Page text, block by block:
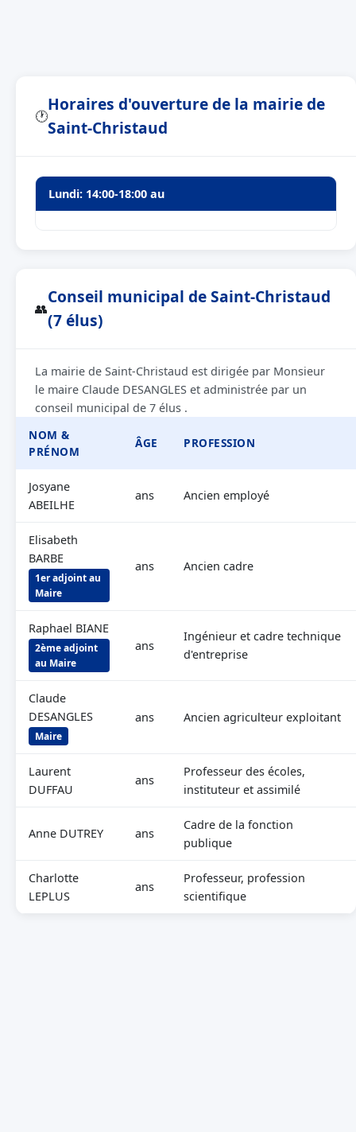
🕐
Horaires d'ouverture de la mairie de
Saint-Christaud
Lundi: 14:00-18:00 au
👥
Conseil municipal de Saint-Christaud
(7 élus)
La mairie de Saint-Christaud est dirigée par Monsieur
le maire Claude DESANGLES et administrée par un
conseil municipal de 7 élus .
NOM &
PRÉNOM
ÂGE PROFESSION
Josyane
ABEILHE
ans Ancien employé
Elisabeth
BARBE
1er adjoint au
Maire
ans Ancien cadre
Raphael BIANE
2ème adjoint
au Maire
ans
Ingénieur et cadre technique
d'entreprise
Claude
DESANGLES
Maire
ans Ancien agriculteur exploitant
Laurent
DUFFAU
ans
Professeur des écoles,
instituteur et assimilé
Anne DUTREY ans
Cadre de la fonction
publique
Charlotte
LEPLUS
ans
Professeur, profession
scientifique